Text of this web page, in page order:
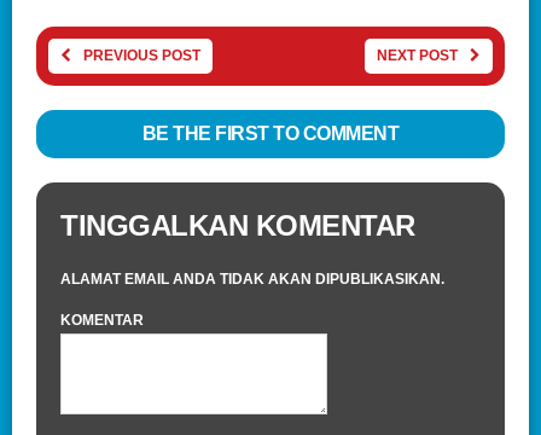
PREVIOUS POST NEXT POST
BE THE FIRST TO COMMENT
TINGGALKAN KOMENTAR
ALAMAT EMAIL ANDA TIDAK AKAN DIPUBLIKASIKAN.
KOMENTAR